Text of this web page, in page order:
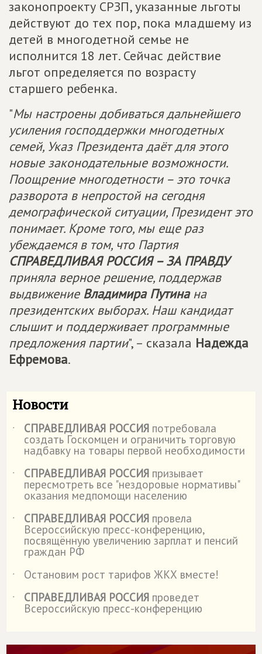
законопроекту СРЗП, указанные льготы
действуют до тех пор, пока младшему из
детей в многодетной семье не
исполнится 18 лет. Сейчас действие
льгот определяется по возрасту
старшего ребенка.
"Мы настроены добиваться дальнейшего
усиления господдержки многодетных
семей, Указ Президента даёт для этого
новые законодательные возможности.
Поощрение многодетности – это точка
разворота в непростой на сегодня
демографической ситуации, Президент это
понимает. Кроме того, мы еще раз
убеждаемся в том, что Партия
СПРАВЕДЛИВАЯ РОССИЯ – ЗА ПРАВДУ
приняла верное решение, поддержав
выдвижение Владимира Путинана
президентских выборах. Наш кандидат
слышит и поддерживает программные
предложения партии", – сказала Надежда
Ефремова.
Новости
˙ СПРАВЕДЛИВАЯ РОССИЯ потребовала
создать Госкомцен и ограничить торговую
надбавку на товары первой необходимости
˙
СПРАВЕДЛИВАЯ РОССИЯ призывает
пересмотреть все "нездоровые нормативы"
оказания медпомощи населению
˙
СПРАВЕДЛИВАЯ РОССИЯ провела
Всероссийскую пресс-конференцию,
посвящённую увеличению зарплат и пенсий
граждан РФ
˙
Остановим рост тарифов ЖКХ вместе!
˙
СПРАВЕДЛИВАЯ РОССИЯ проведет
Всероссийскую пресс-конференцию